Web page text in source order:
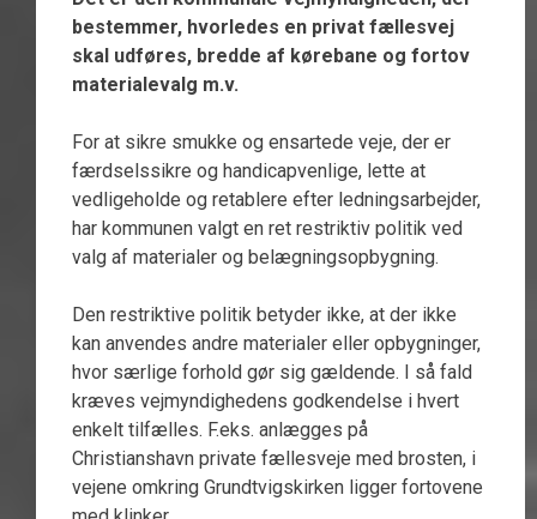
bestemmer, hvorledes en privat fællesvej
skal udføres, bredde af kørebane og fortov
materialevalg m.v.
For at sikre smukke og ensartede veje, der er
færdselssikre og handicapvenlige, lette at
vedligeholde og retablere efter ledningsarbejder,
har kommunen valgt en ret restriktiv politik ved
valg af materialer og belægningsopbygning.
Den restriktive politik betyder ikke, at der ikke
kan anvendes andre materialer eller opbygninger,
hvor særlige forhold gør sig gældende. I så fald
kræves vejmyndighedens godkendelse i hvert
enkelt tilfælles. F.eks. anlægges på
Christianshavn private fællesveje med brosten, i
vejene omkring Grundtvigskirken ligger fortovene